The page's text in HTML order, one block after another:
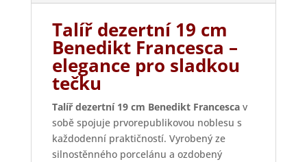
Talíř dezertní 19 cm
Benedikt Francesca –
elegance pro sladkou
tečku
Talíř dezertní 19 cm Benedikt Francescav
sobě spojuje prvorepublikovou noblesu s
každodenní praktičností. Vyrobený ze
silnostěnného porcelánu a ozdobený